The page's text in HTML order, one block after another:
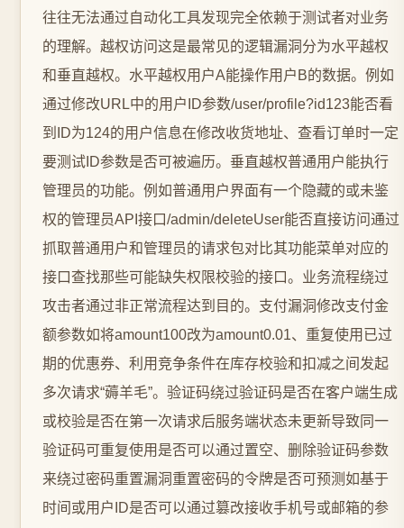
往往无法通过自动化工具发现完全依赖于测试者对业务
的理解。越权访问这是最常见的逻辑漏洞分为水平越权
和垂直越权。水平越权用户A能操作用户B的数据。例如
通过修改URL中的用户ID参数/user/profile?id123能否看
到ID为124的用户信息在修改收货地址、查看订单时一定
要测试ID参数是否可被遍历。垂直越权普通用户能执行
管理员的功能。例如普通用户界面有一个隐藏的或未鉴
权的管理员API接口/admin/deleteUser能否直接访问通过
抓取普通用户和管理员的请求包对比其功能菜单对应的
接口查找那些可能缺失权限校验的接口。业务流程绕过
攻击者通过非正常流程达到目的。支付漏洞修改支付金
额参数如将amount100改为amount0.01、重复使用已过
期的优惠券、利用竞争条件在库存校验和扣减之间发起
多次请求“薅羊毛”。验证码绕过验证码是否在客户端生成
或校验是否在第一次请求后服务端状态未更新导致同一
验证码可重复使用是否可以通过置空、删除验证码参数
来绕过密码重置漏洞重置密码的令牌是否可预测如基于
时间或用户ID是否可以通过篡改接收手机号或邮箱的参